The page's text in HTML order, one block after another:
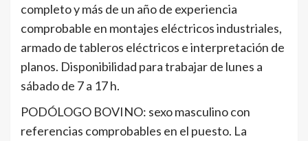
completo y más de un año de experiencia
comprobable en montajes eléctricos industriales,
armado de tableros eléctricos e interpretación de
planos. Disponibilidad para trabajar de lunes a
sábado de 7 a 17 h.
PODÓLOGO BOVINO: sexo masculino con
referencias comprobables en el puesto. La